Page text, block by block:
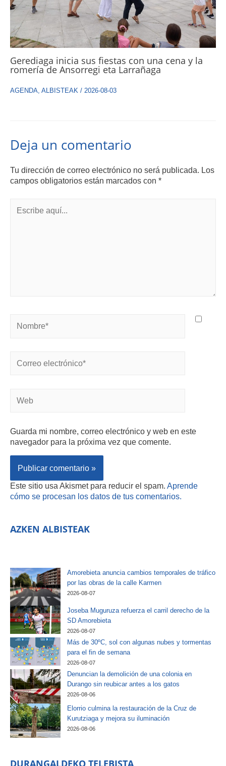
Gerediaga inicia sus fiestas con una cena y la
romería de Ansorregi eta Larrañaga
AGENDA, ALBISTEAK / 2026-08-03
Deja un comentario
Tu dirección de correo electrónico no será publicada. Los
campos obligatorios están marcados con *
Guarda mi nombre, correo electrónico y web en este
navegador para la próxima vez que comente.
Este sitio usa Akismet para reducir el spam. Aprende
cómo se procesan los datos de tus comentarios.
AZKEN ALBISTEAK
Amorebieta anuncia cambios temporales de tráfico
por las obras de la calle Karmen
2026-08-07
Joseba Muguruza refuerza el carril derecho de la
SD Amorebieta
2026-08-07
Más de 30ºC, sol con algunas nubes y tormentas
para el fin de semana
2026-08-07
Denuncian la demolición de una colonia en
Durango sin reubicar antes a los gatos
2026-08-06
Elorrio culmina la restauración de la Cruz de
Kurutziaga y mejora su iluminación
2026-08-06
DURANGALDEKO TELEBISTA